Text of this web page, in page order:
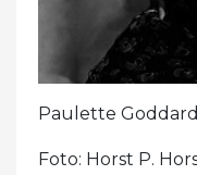
Paulette Goddard
Foto: Horst P.